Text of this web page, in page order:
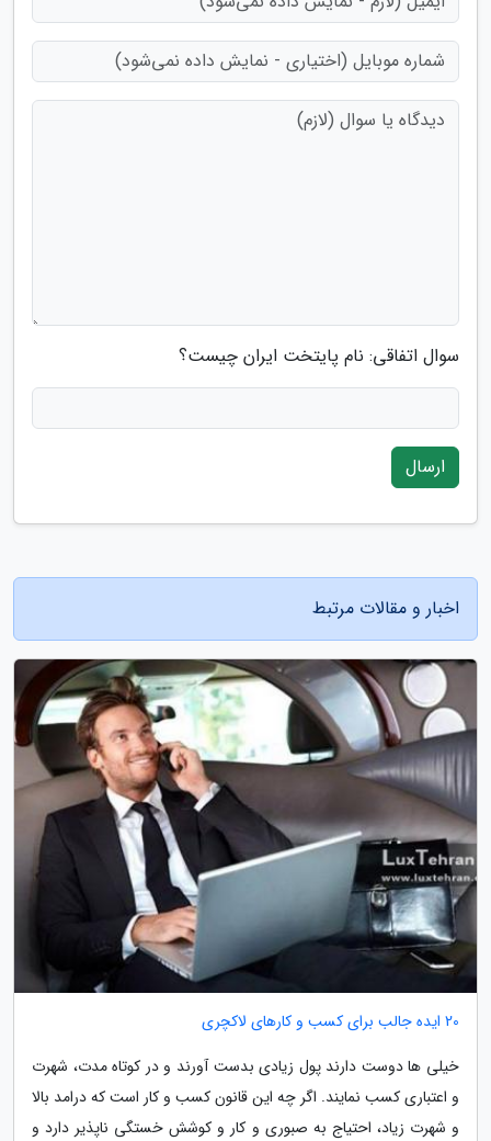
سوال اتفاقی: نام پایتخت ایران چیست؟
ارسال
اخبار و مقالات مرتبط
20 ایده جالب برای کسب و کارهای لاکچری
خیلی ها دوست دارند پول زیادی بدست آورند و در کوتاه مدت، شهرت
و اعتباری کسب نمایند. اگر چه این قانون کسب و کار است که درامد بالا
و شهرت زیاد، احتیاج به صبوری و کار و کوشش خستگی ناپذیر دارد و